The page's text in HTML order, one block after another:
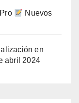
Nuevos
en
abril 2024